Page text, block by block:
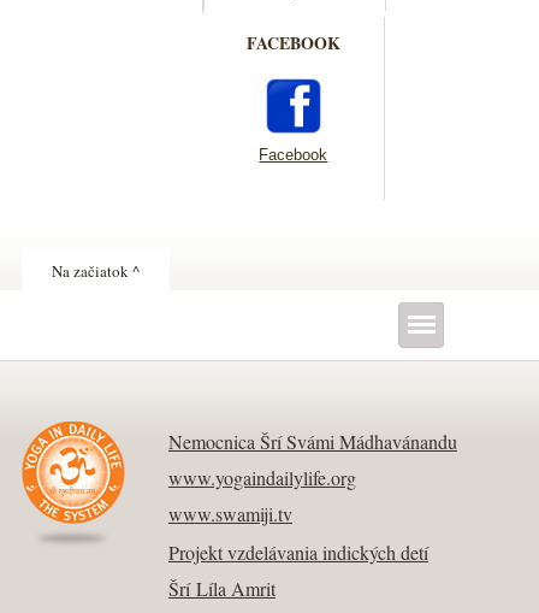
FACEBOOK
Facebook
Na začiatok ^
Nemocnica Šrí Svámi Mádhavánandu
www.yogaindailylife.org
www.swamiji.tv
Projekt vzdelávania indických detí
Šrí Líla Amrit